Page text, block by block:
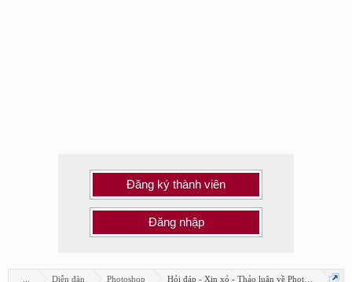
Đăng ký thành viên
Đăng nhập
Diễn đàn Photoshop Hỏi đáp - Xin xỏ - Thảo luận về Photoshop